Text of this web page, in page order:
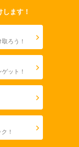
ます！
ろう！
ット！
！